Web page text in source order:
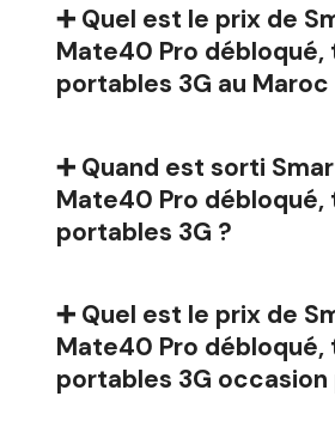
➕ Quel est le prix de
Mate40 Pro débloqué,
portables 3G au Maroc
➕ Quand est sorti
Mate40 Pro débloqué,
portables 3G ?
➕ Quel est le prix de
Mate40 Pro débloqué,
portables 3G occasion